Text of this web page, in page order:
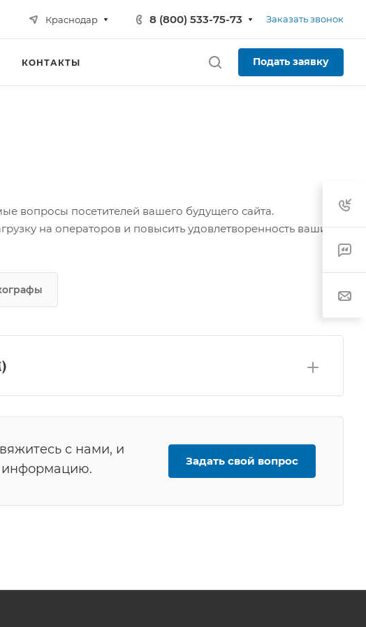
Краснодар 8 (800) 533-75-73 Заказать звонок
КОНТАКТЫ Подать заявку
вопросы посетителей вашего будущего сайта.
на операторов и повысить удовлетворенность ваших
с нами, и
информацию.
Задать свой вопрос